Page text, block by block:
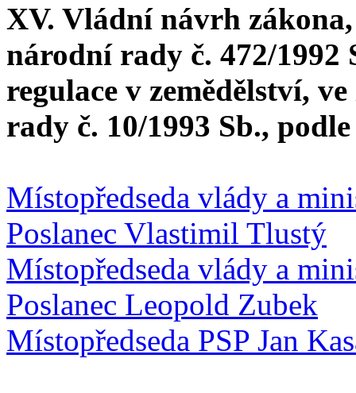
XV. Vládní návrh
národní rady č. 472/
regulace v zemědělství,
rady č. 10/1993 Sb.,
Místopředseda vlády a
Poslanec Vlastimil Tlustý
Místopředseda vlády a
Poslanec Leopold Zubek
Místopředseda PSP Jan